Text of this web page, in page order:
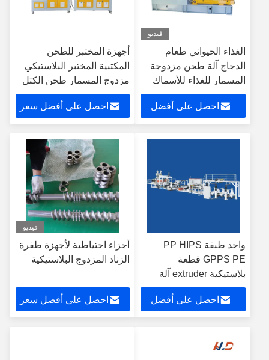
فيديو
الغذاء الحيواني طعام
الدجاج آلة طحن مزدوجة
المسمار للغذاء للأسماك
الدواجن
احصل على أفضل
أجهزة المختبر للطحن
المكتبية المختبر البلاستيكي
مزدوج المسمار طحن الكتل
صنع آلة
احصل على أفضل سعر
واحد طبقة PP HIPS
GPPS PE قطعة
بلاستيكية extruder آلة
300kg / h OEM مخصصة
احصل على أفضل
فيديو
أجزاء احتياطية لأجهزة طفرة
الزناد المزدوج البلاستيكية
احصل على أفضل سعر